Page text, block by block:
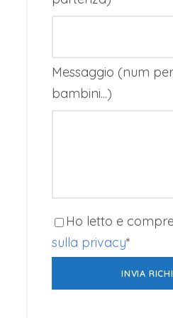
Messaggio (num
bambini...)
Ho letto e
sulla privacy*
Fine dei Ns. servizi.
Grosseto